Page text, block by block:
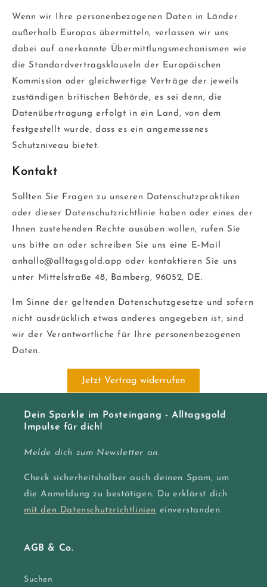
Wenn wir Ihre personenbezogenen Daten in Länder
außerhalb Europas übermitteln, verlassen wir uns
dabei auf anerkannte Übermittlungsmechanismen wie
die Standardvertragsklauseln der Europäischen
Kommission oder gleichwertige Verträge der jeweils
zuständigen britischen Behörde, es sei denn, die
Datenübertragung erfolgt in ein Land, von dem
festgestellt wurde, dass es ein angemessenes
Schutzniveau bietet.
Kontakt
Sollten Sie Fragen zu unseren Datenschutzpraktiken
oder dieser Datenschutzrichtlinie haben oder eines der
Ihnen zustehenden Rechte ausüben wollen, rufen Sie
uns bitte an oder schreiben Sie uns eine E-Mail
anhallo@alltagsgold.app oder kontaktieren Sie uns
unter Mittelstraße 48, Bamberg, 96052, DE.
Im Sinne der geltenden Datenschutzgesetze und sofern
nicht ausdrücklich etwas anderes angegeben ist, sind
wir der Verantwortliche für Ihre personenbezogenen
Daten.
Jetzt Vertrag widerrufen
Dein Sparkle im Posteingang - Alltagsgold
Impulse für dich!
Melde dich zum Newsletter an.
Check sicherheitshalber auch deinen Spam, um
die Anmeldung zu bestätigen. Du erklärst dich
mit den Datenschutzrichtlinien einverstanden.
AGB & Co.
Suchen